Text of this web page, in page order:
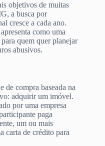
objetivos de muitas
a busca por
cresce a cada ano.
como uma
quem quer planejar
abusivos.
de compra baseada na
adquirir um imóvel.
por uma empresa
paga
um ou mais
carta de crédito para